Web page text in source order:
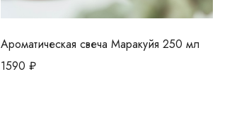
Ароматическая свеча Маракуйя 250 мл
1590 ₽